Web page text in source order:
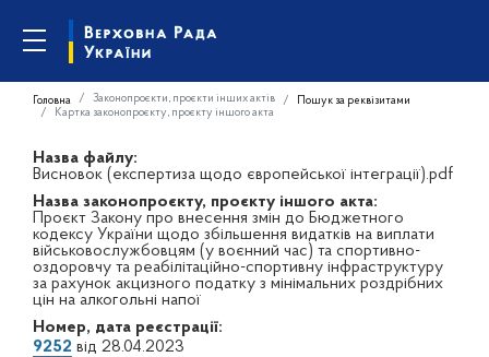
Головна Законопроєкти, проєкти інших актів
Пошук за реквізитами
Картка законопроєкту, проєкту іншого акта
Назва файлу:
Висновок (експертиза щодо європейської інтеграції).pdf
Назва законопроєкту, проєкту іншого акта:
Проєкт Закону про внесення змін до Бюджетного
кодексу України щодо збільшення видатків на виплати
військовослужбовцям (у воєнний час) та спортивно-
оздоровчу та реабілітаційно-спортивну інфраструктуру
за рахунок акцизного податку з мінімальних роздрібних
цін на алкогольні напої
Номер, дата реєстрації:
9252 від 28.04.2023